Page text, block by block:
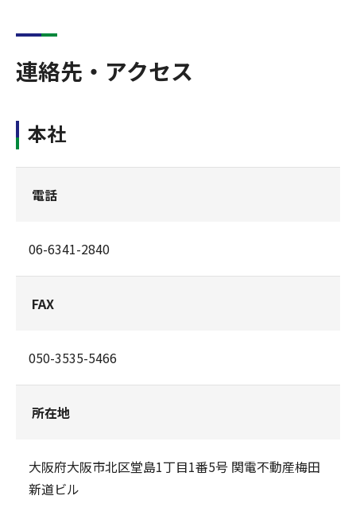
連絡先・アクセス
本社
電話
06-6341-2840
FAX
050-3535-5466
所在地
大阪府大阪市北区堂島1丁目1番5号 関電不動産梅田
新道ビル